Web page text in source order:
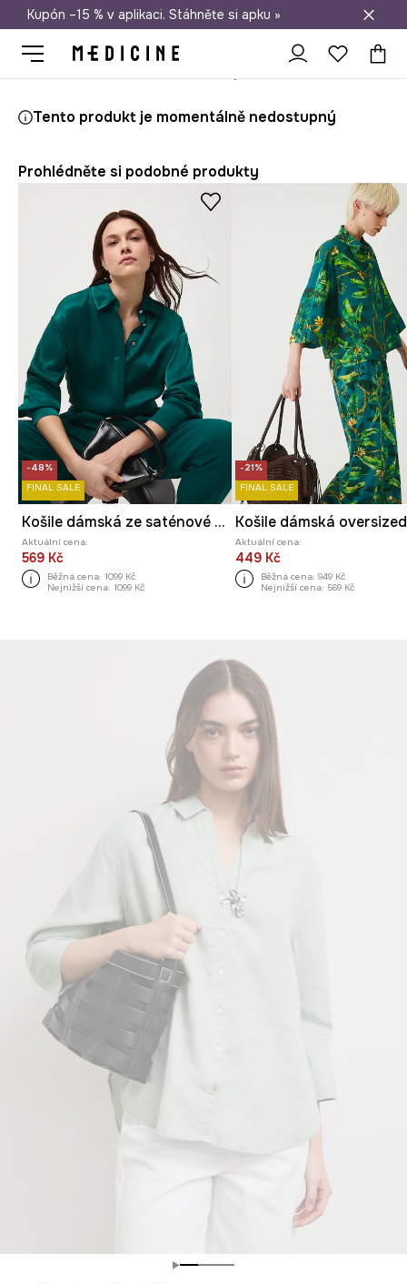
Doprava zdarma při nákupu nad 1 200 Kč
Kupón –15 % v aplikaci. Stáhněte si apku »
Tento produkt je momentálně nedostupný
Prohlédněte si podobné produkty
-48%
FINAL SALE
Košile dámská ze saténové viskózy
Aktuální cena:
569 Kč
Běžná cena: 1099 Kč
Nejnižší cena: 1099 Kč
-21%
FINAL SALE
Aktuální cena:
449 Kč
Běžná cena: 949 Kč
Nejnižší cena: 569 Kč